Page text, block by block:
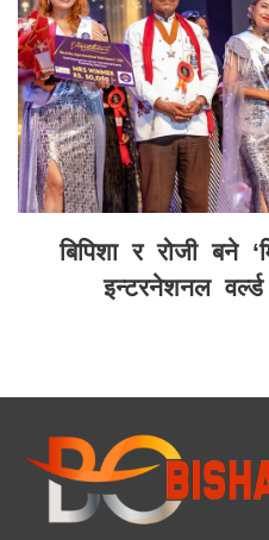
बिपिशा र रोजी बने
इन्टरनेशनल